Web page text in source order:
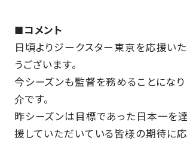
■ コメント
日頃よりジークスター東京を応援い
うございます。
今シーズンも監督を務めることにな
介です。
昨シーズンは目標であった日本一を
援していただいている皆様の期待に